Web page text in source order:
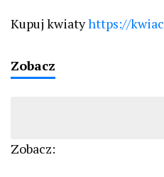
Kupuj kwiatyhttps://
Zobacz
Zobacz: